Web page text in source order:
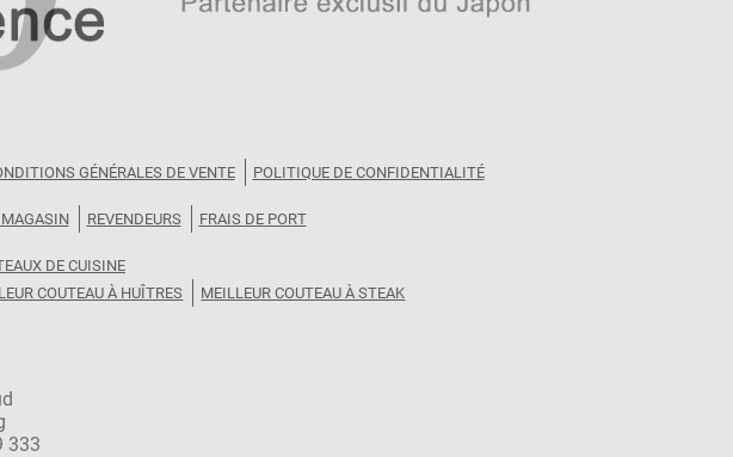
GÉNÉRALES DE VENTE POLITIQUE DE CONFIDENTIALITÉ
REVENDEURS FRAIS DE PORT
DE CUISINE
COUTEAU À HUÎTRES MEILLEUR COUTEAU À STEAK
333